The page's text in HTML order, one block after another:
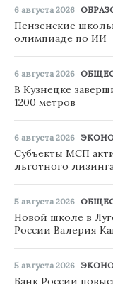
6 августа 2026
Пензенские
олимпиаде по ИИ
6 августа 2026
В Кузнецке
1200 метров
6 августа 2026
Субъекты МСП
льготного
5 августа 2026
Новой школе в
России Валерия
5 августа 2026